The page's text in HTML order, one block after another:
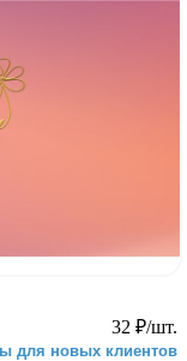
32 ₽/шт.
для новых клиентов